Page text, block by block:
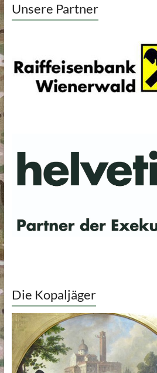
Unsere Partner
Die Kopaljäger